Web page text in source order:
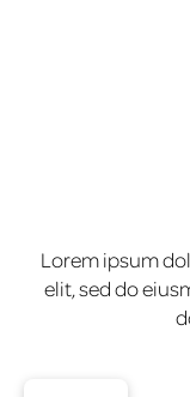
Lorem ipsum
elit, sed do